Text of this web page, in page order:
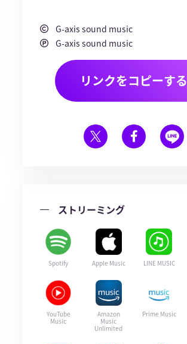
G-axis sound music
G-axis sound music
リンクをコピーする
ストリーミング
Spotify Apple Music LINE MUSIC
YouTube
Music
Amazon
Music
Unlimited
Prime Music